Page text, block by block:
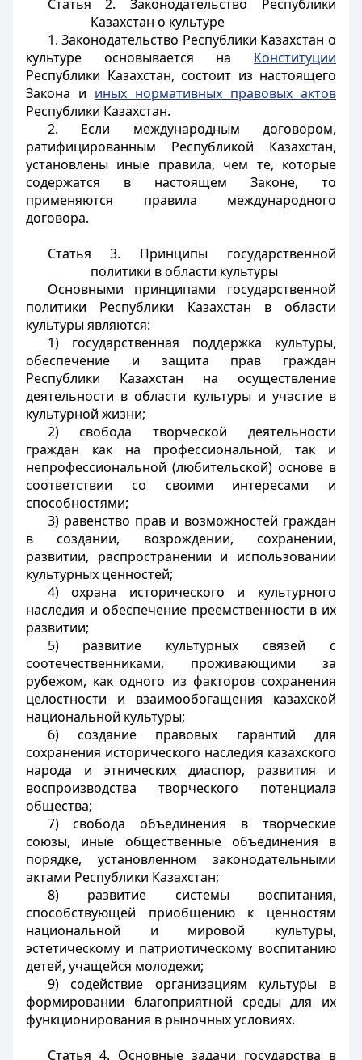
Статья 2.Законодательство Республики
Казахстан о культуре
1. Законодательство Республики Казахстан о
культуре основывается на Конституции
Республики Казахстан, состоит из настоящего
Закона и иных нормативных правовых актов
Республики Казахстан.
2. Если международным договором,
ратифицированным Республикой Казахстан,
установлены иные правила, чем те, которые
содержатся в настоящем Законе, то
применяются правила международного
договора.
Статья 3. Принципы государственной
политики в области культуры
Основными принципами государственной
политики Республики Казахстан в области
культуры являются:
1) государственная поддержка культуры,
обеспечение и защита прав граждан
Республики Казахстан на осуществление
деятельности в области культуры и участие в
культурной жизни;
2) свобода творческой деятельности
граждан как на профессиональной, так и
непрофессиональной (любительской) основе в
соответствии со своими интересами и
способностями;
3) равенство прав и возможностей граждан
в создании, возрождении, сохранении,
развитии, распространении и использовании
культурных ценностей;
4) охрана исторического и культурного
наследия и обеспечение преемственности в их
развитии;
5) развитие культурных связей с
соотечественниками, проживающими за
рубежом, как одного из факторов сохранения
целостности и взаимообогащения казахской
национальной культуры;
6) создание правовых гарантий для
сохранения исторического наследия казахского
народа и этнических диаспор, развития и
воспроизводства творческого потенциала
общества;
7) свобода объединения в творческие
союзы, иные общественные объединения в
порядке, установленном законодательными
актами Республики Казахстан;
8) развитие системы воспитания,
способствующей приобщению к ценностям
национальной и мировой культуры,
эстетическому и патриотическому воспитанию
детей, учащейся молодежи;
9) содействие организациям культуры в
формировании благоприятной среды для их
функционирования в рыночных условиях.
Статья 4. Основные задачи государства в